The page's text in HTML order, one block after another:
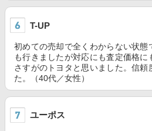
T-UP
初めての売却で全くわからない状態
も行きましたが対応にも査定価格に
さすがのトヨタと思いました。信頼
た。（40代／女性）
ユーポス